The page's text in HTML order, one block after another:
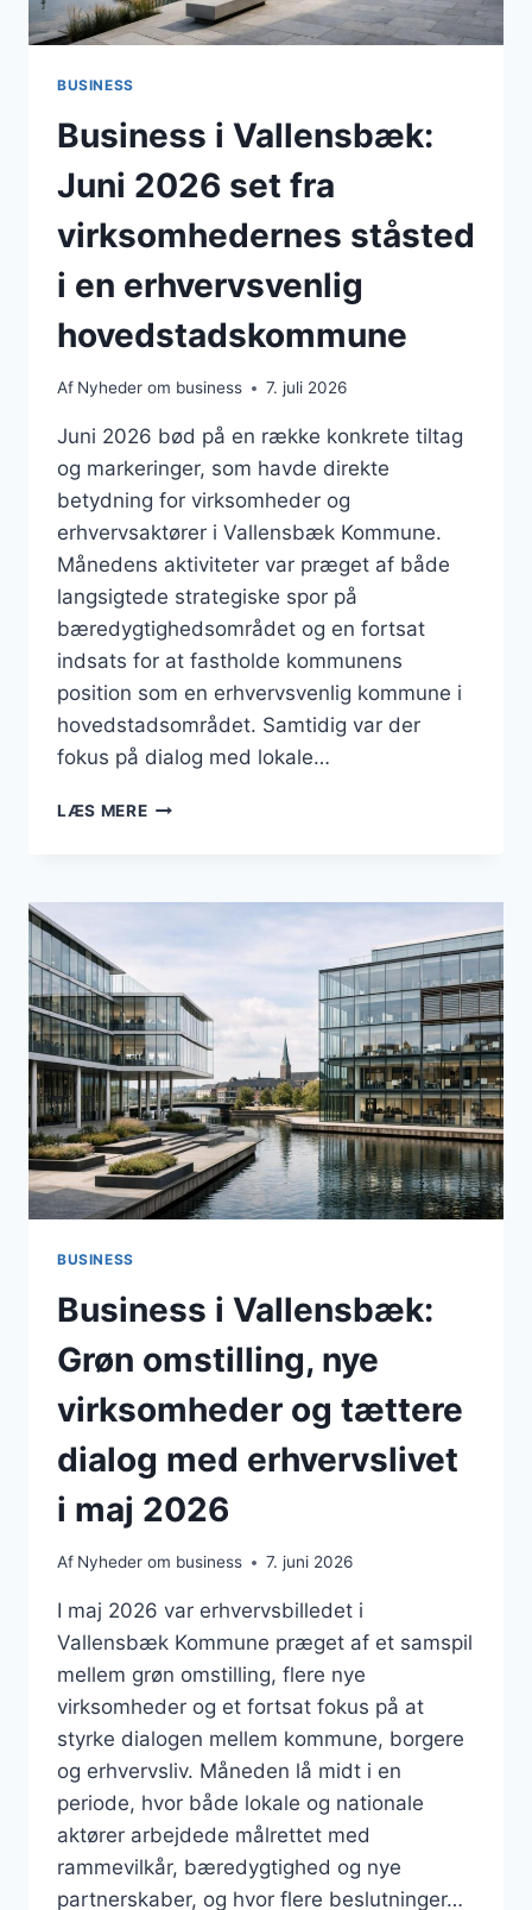
BUSINESS
Business i Vallensbæk:
Juni 2026 set fra
virksomhedernes ståsted
i en erhvervsvenlig
hovedstadskommune
Af Nyheder om business 7. juli 2026
Juni 2026 bød på en række konkrete tiltag
og markeringer, som havde direkte
betydning for virksomheder og
erhvervsaktører i Vallensbæk Kommune.
Månedens aktiviteter var præget af både
langsigtede strategiske spor på
bæredygtighedsområdet og en fortsat
indsats for at fastholde kommunens
position som en erhvervsvenlig kommune i
hovedstadsområdet. Samtidig var der
fokus på dialog med lokale…
LÆS MEREBUSINESS
2026
VIRKSOMHEDERNES
STÅSTED
I
EN
ERHVERVSVENLIG
HOVEDSTADSKOMMUNE
BUSINESS
Business i Vallensbæk:
Grøn omstilling, nye
virksomheder og tættere
dialog med erhvervslivet
i maj 2026
Af Nyheder om business 7. juni 2026
I maj 2026 var erhvervsbilledet i
Vallensbæk Kommune præget af et samspil
mellem grøn omstilling, flere nye
virksomheder og et fortsat fokus på at
styrke dialogen mellem kommune, borgere
og erhvervsliv. Måneden lå midt i en
periode, hvor både lokale og nationale
aktører arbejdede målrettet med
rammevilkår, bæredygtighed og nye
partnerskaber, og hvor flere beslutninger…